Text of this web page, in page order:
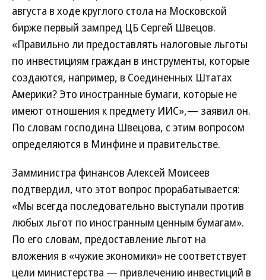
августа в ходе круглого стола на Московской
бирже первый зампред ЦБ Сергей Швецов.
«Правильно ли предоставлять налоговые льготы
по инвестициям граждан в инструменты, которые
создаются, например, в Соединенных Штатах
Америки? Это иностранные бумаги, которые не
имеют отношения к предмету ИИС»,— заявил он.
По словам господина Швецова, с этим вопросом
определяются в Минфине и правительстве.
Замминистра финансов Алексей Моисеев
подтвердил, что этот вопрос прорабатывается:
«Мы всегда последовательно выступали против
любых льгот по иностранным ценным бумагам».
По его словам, предоставление льгот на
вложения в «чужие экономики» не соответствует
цели министерства — привлечению инвестиций в